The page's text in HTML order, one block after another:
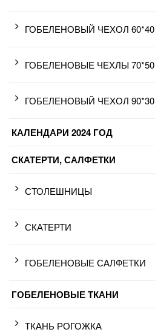
ГОБЕЛЕНОВЫЙ ЧЕХОЛ 60*40
ГОБЕЛЕНОВЫЕ ЧЕХЛЫ 70*50
ГОБЕЛЕНОВЫЙ ЧЕХОЛ 90*30
КАЛЕНДАРИ 2024 ГОД
СКАТЕРТИ, САЛФЕТКИ
СТОЛЕШНИЦЫ
СКАТЕРТИ
ГОБЕЛЕНОВЫЕ САЛФЕТКИ
ГОБЕЛЕНОВЫЕ ТКАНИ
ТКАНЬ РОГОЖКА